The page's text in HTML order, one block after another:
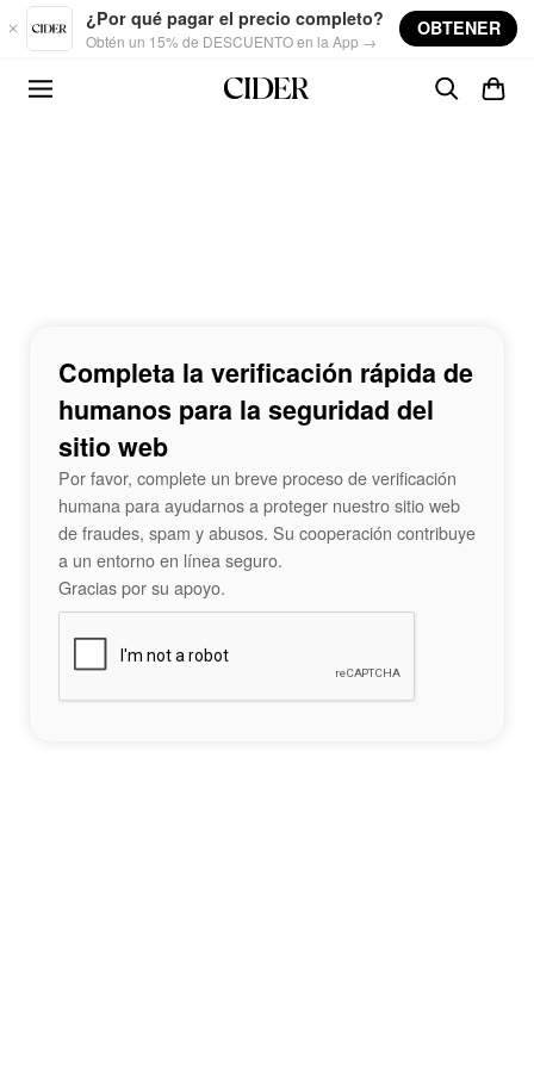
Skip to main content
¿Por qué pagar el precio completo?
Obtén un 15% de DESCUENTO en la App →
OBTENER
Completa la verificación rápida de
humanos para la seguridad del
sitio web
Por favor, complete un breve proceso de verificación
humana para ayudarnos a proteger nuestro sitio web
de fraudes, spam y abusos. Su cooperación contribuye
a un entorno en línea seguro.
Gracias por su apoyo.